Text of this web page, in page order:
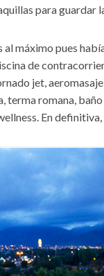
para guardar
máximo pues
de
jet,
terma romana,
En